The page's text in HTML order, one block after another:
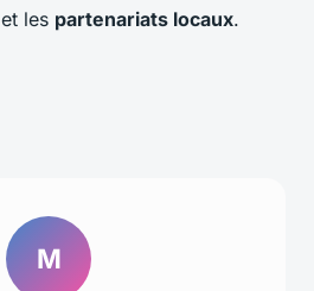
les partenariats locaux.
M